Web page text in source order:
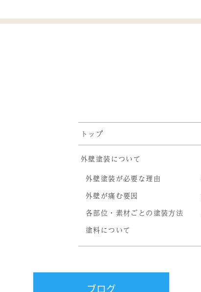
トップ
外壁塗装について
外壁塗装が必要な理由
外壁が痛む要因
各部位・素材ごとの塗装方法
塗料について
ブログ